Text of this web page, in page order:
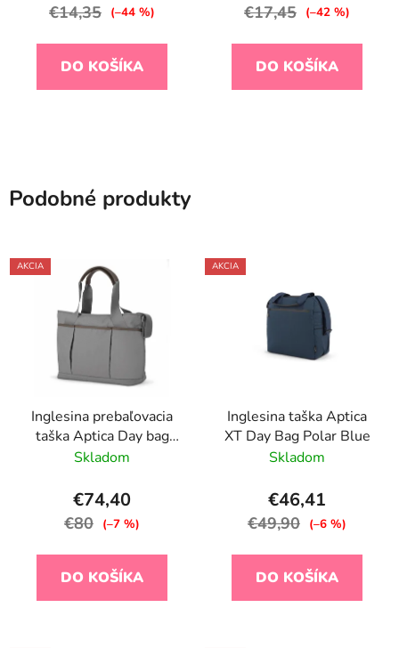
€14,35 (–44 %)
DO KOŠÍKA
€17,45 (–42 %)
DO KOŠÍKA
Podobné produkty
AKCIA
Inglesina prebaľovacia
taška Aptica Day bag
Crystal Grey
Skladom
€74,40
€80 (–7 %)
DO KOŠÍKA
AKCIA
Inglesina taška Aptica
XT Day Bag Polar Blue
Skladom
€46,41
€49,90 (–6 %)
DO KOŠÍKA